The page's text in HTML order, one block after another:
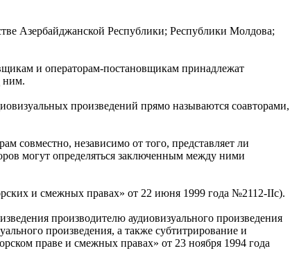
Азербайджанской Республики; Республики Молдова;
и операторам-постановщикам принадлежат
ним.
произведений прямо называются соавторами,
совместно, независимо от того, представляет ли
могут определяться заключенным между ними
и смежных правах» от 22 июня 1999 года №2112-IIс).
производителю аудиовизуального произведения
произведения, а также субтитрирование и
праве и смежных правах» от 23 ноября 1994 года